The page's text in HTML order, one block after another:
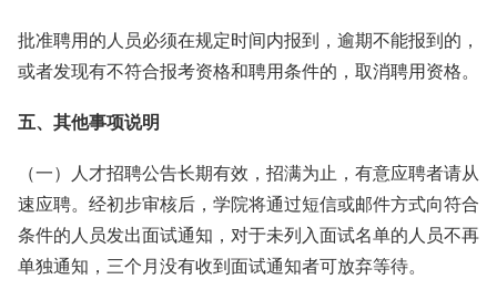
批准聘用的人员必须在规定时间内报到，逾期不能报到的，
或者发现有不符合报考资格和聘用条件的，取消聘用资格。
五、其他事项说明
（一）人才招聘公告长期有效，招满为止，有意应聘者请从
速应聘。经初步审核后，学院将通过短信或邮件方式向符合
条件的人员发出面试通知，对于未列入面试名单的人员不再
单独通知，三个月没有收到面试通知者可放弃等待。